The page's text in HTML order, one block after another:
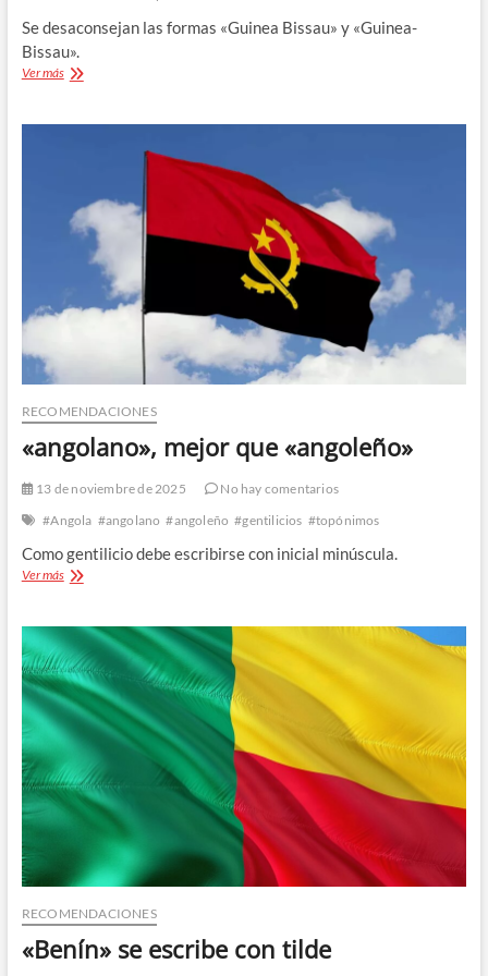
Se desaconsejan las formas «Guinea Bissau» y «Guinea-
Bissau».
Ver más«Guinea-
recomendada
RECOMENDACIONES
«angolano», mejor que «angoleño»
13 de noviembre de 2025
No hay comentarios
#Angola #angolano #angoleño #gentilicios #topónimos
Como gentilicio debe escribirse con inicial minúscula.
Ver más«angolano»,
«angoleño»
RECOMENDACIONES
«Benín» se escribe con tilde